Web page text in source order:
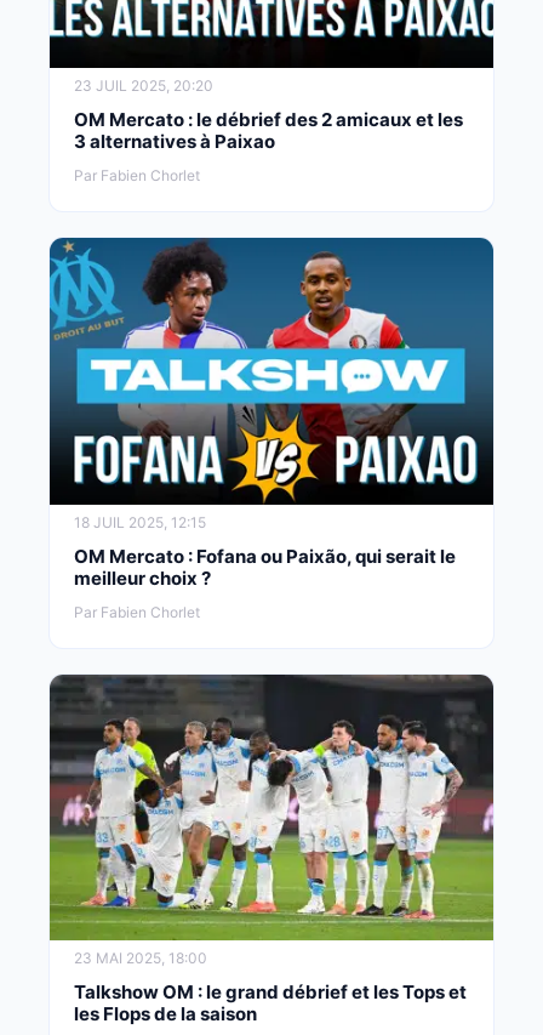
23 JUIL 2025, 20:20
OM Mercato : le débrief des 2 amicaux et les
3 alternatives à Paixao
Par Fabien Chorlet
18 JUIL 2025, 12:15
OM Mercato : Fofana ou Paixão, qui serait le
meilleur choix ?
Par Fabien Chorlet
23 MAI 2025, 18:00
Talkshow OM : le grand débrief et les Tops et
les Flops de la saison